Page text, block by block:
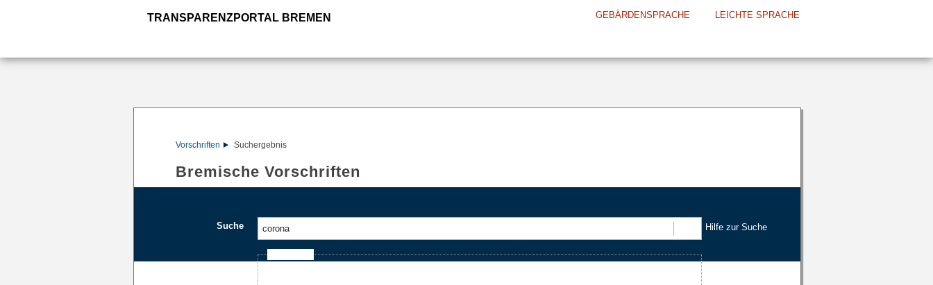
TRANSPARENZPORTAL BREMEN GEBÄRDENSPRACHE LEICHTE SPRACHE
Vorschriften Suchergebnis
Bremische Vorschriften
Suche Hilfe zur Suche